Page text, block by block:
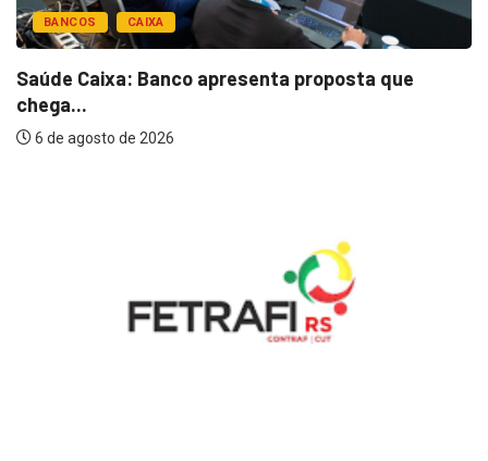
BANCOS CAIXA
Saúde Caixa: Banco apresenta proposta que
chega...
6 de agosto de 2026